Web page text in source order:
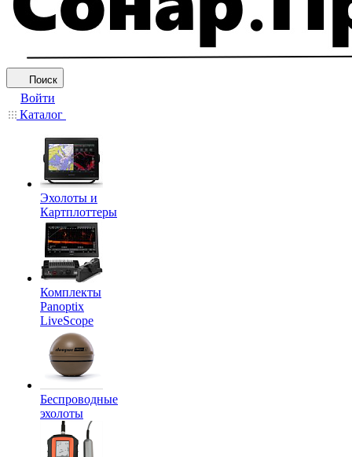
Поиск
Войти
Каталог
Эхолоты и
Картплоттеры
Комплекты
Panoptix
LiveScope
Беспроводные
эхолоты